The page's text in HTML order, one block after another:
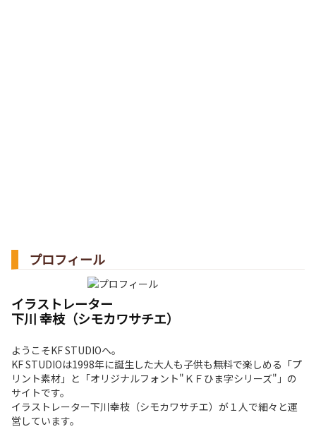
プロフィール
イラストレーター
下川 幸枝（シモカワサチエ）
ようこそKF STUDIOへ。
KF STUDIOは1998年に誕生した大人も子供も無料で楽しめる「プ
リント素材」と「オリジナルフォント"ＫＦひま字シリーズ"」の
サイトです。
イラストレーター下川幸枝（シモカワサチエ）が１人で細々と運
営しています。